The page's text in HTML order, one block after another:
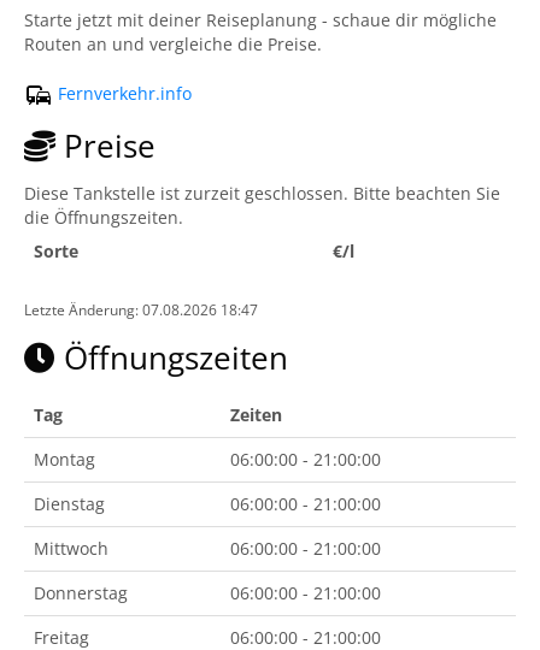
Starte jetzt mit deiner Reiseplanung - schaue dir mögliche
Routen an und vergleiche die Preise.
Fernverkehr.info
Preise
Diese Tankstelle ist zurzeit geschlossen. Bitte beachten Sie
die Öffnungszeiten.
Sorte
€/l
Letzte Änderung: 07.08.2026 18:47
Öffnungszeiten
Tag
Zeiten
Montag
06:00:00 - 21:00:00
Dienstag
06:00:00 - 21:00:00
Mittwoch
06:00:00 - 21:00:00
Donnerstag
06:00:00 - 21:00:00
Freitag
06:00:00 - 21:00:00